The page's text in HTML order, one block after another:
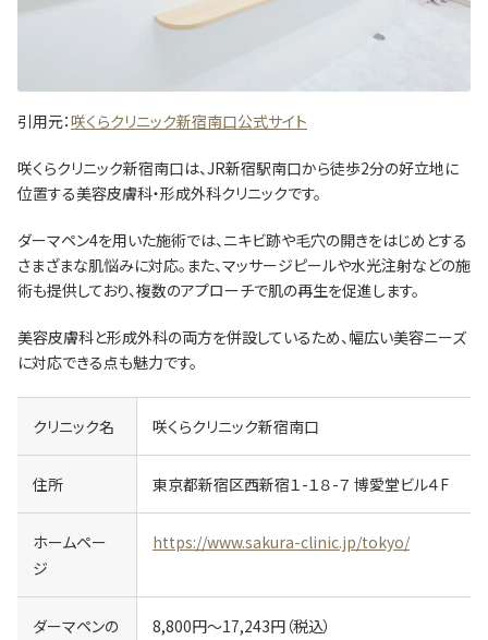
引用元：咲くらクリニック新宿南口公式サイト
咲くらクリニック新宿南口は、JR新宿駅南口から徒歩2分の好立地に
位置する美容皮膚科・形成外科クリニックです。
ダーマペン4を用いた施術では、ニキビ跡や毛穴の開きをはじめとする
さまざまな肌悩みに対応。 また、マッサージピールや水光注射などの施
術も提供しており、複数のアプローチで肌の再生を促進します。
美容皮膚科と形成外科の両方を併設しているため、幅広い美容ニーズ
に対応できる点も魅力です。
クリニック名 咲くらクリニック新宿南口
住所 東京都新宿区西新宿１-１８-７ 博愛堂ビル４F
ホームペー
ジ
https://www.sakura-clinic.jp/tokyo/
ダーマペンの
8,800円～17,243円（税込）